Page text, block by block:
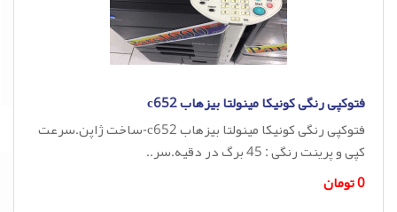
فتوکپی رنگی کونیکا مینولتا بیزهاب c652
فتوکپی رنگی کونیکا مینولتا بیزهاب c652-ساخت ژاپن.سرعت
کپی و پرینت رنگی : 45 برگ در دقیه.سر..
0 تومان